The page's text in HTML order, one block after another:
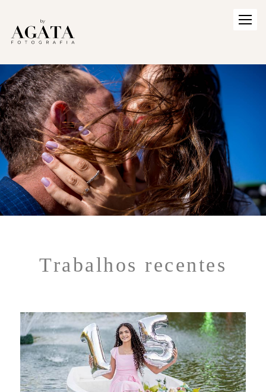
Trabalhos recentes